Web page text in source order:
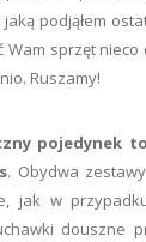
podjąłem
sprzęt nieco
Ruszamy!
pojedynek to
. Obydwa
jak w
douszne